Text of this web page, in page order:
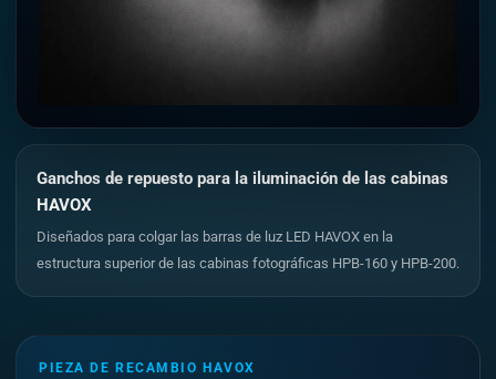
Ganchos de repuesto para la iluminación de las cabinas
HAVOX
Diseñados para colgar las barras de luz LED HAVOX en la
estructura superior de las cabinas fotográficas HPB-160 y HPB-200.
PIEZA DE RECAMBIO HAVOX